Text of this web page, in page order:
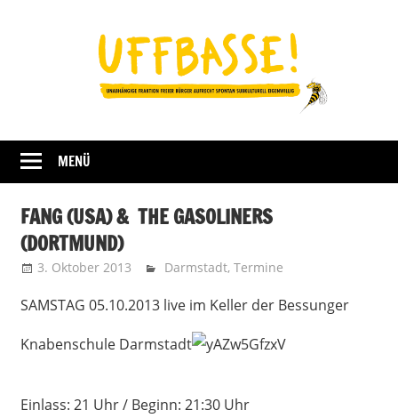
UFFBASSE!
Darmstadt
MENÜ
FANG (USA) & THE GASOLINERS
(DORTMUND)
3. Oktober 2013 Uffbasse
Darmstadt, Termine
SAMSTAG 05.10.2013 live im Keller der Bessunger
Knabenschule Darmstadt
Einlass: 21 Uhr / Beginn: 21:30 Uhr